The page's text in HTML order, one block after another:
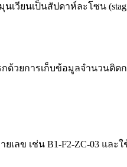
ยนเป็นสัปดาห์ละโซน
ด้วยการเก็บข้อมูลจำนวน
ข เช่น B1-F2-ZC-03 แล